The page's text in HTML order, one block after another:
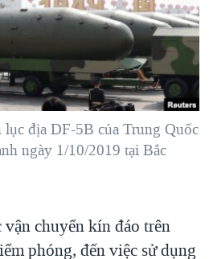
TẠI DẢI GAZA
ĐƯỜNG
NAY
KIM TẠI VIỆT NAM
lục địa DF-5B của Trung Quốc
ngày 1/10/2019 tại Bắc
chuyển kín đáo trên
phóng, đến việc sử dụng